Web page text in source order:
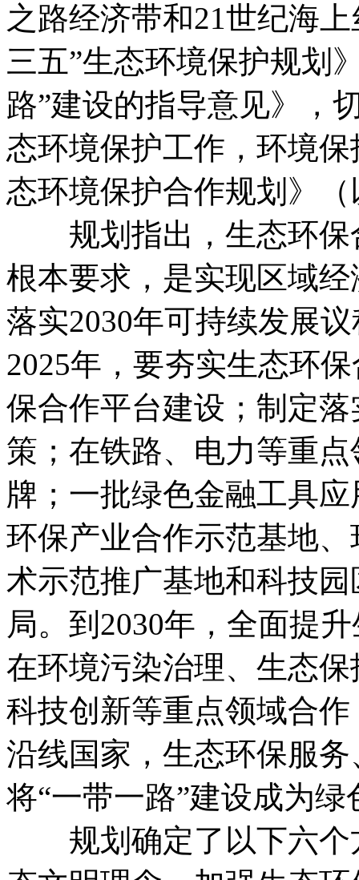
之路经济带和21世纪海
三五”生态环境保护规划
路”建设的指导意见》，
态环境保护工作，环境
态环境保护合作规划》
规划指出，生态环保
根本要求，是实现区域
落实2030年可持续发展
2025年，要夯实生态环
保合作平台建设；制定
策；在铁路、电力等重
牌；一批绿色金融工具
环保产业合作示范基地
术示范推广基地和科技
局。到2030年，全面提
在环境污染治理、生态
科技创新等重点领域合
沿线国家，生态环保服
将“一带一路”建设成为
规划确定了以下六个